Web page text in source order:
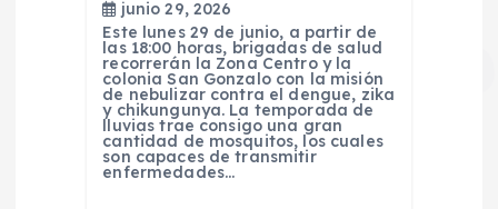
junio 29, 2026
Este lunes 29 de junio, a partir de
las 18:00 horas, brigadas de salud
recorrerán la Zona Centro y la
colonia San Gonzalo con la misión
de nebulizar contra el dengue, zika
y chikungunya. La temporada de
lluvias trae consigo una gran
cantidad de mosquitos, los cuales
son capaces de transmitir
enfermedades…